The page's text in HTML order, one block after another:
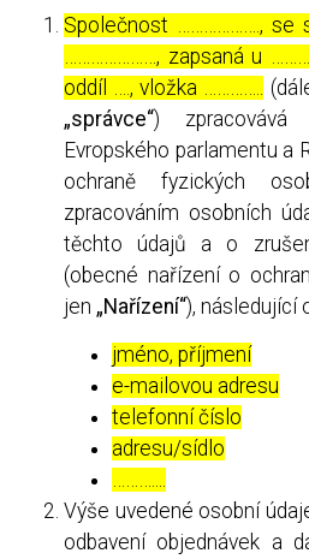
Společnost ………………., se
…………………, zapsaná u
oddíl …., vložka …………..
„správce“)
Evropského parlamentu a
ochraně fyzických
zpracováním osobních
těchto údajů a o
(obecné nařízení o
jen „Nařízení“), následující
jméno, příjmení
e-mailovou adresu
telefonní číslo
adresu/sídlo
Výše uvedené osobní
odbavení objednávek a